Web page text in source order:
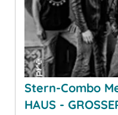
Stern-Combo
HAUS -